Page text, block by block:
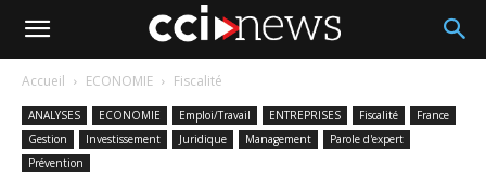
Accueil ECONOMIE Fiscalité
ANALYSES ECONOMIE Emploi/Travail ENTREPRISES Fiscalité
France
Gestion
Investissement Juridique Management
Parole d'expert
Prévention